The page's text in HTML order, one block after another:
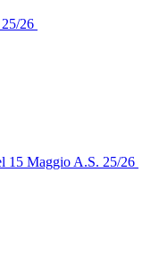
26
15 Maggio A.S. 25/26